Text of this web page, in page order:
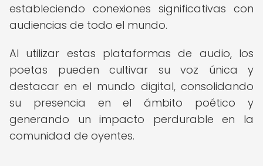
estableciendo conexiones significativas con
audiencias de todo el mundo.
Al utilizar estas plataformas de audio, los
poetas pueden cultivar su voz única y
destacar en el mundo digital, consolidando
su presencia en el ámbito poético y
generando un impacto perdurable en la
comunidad de oyentes.